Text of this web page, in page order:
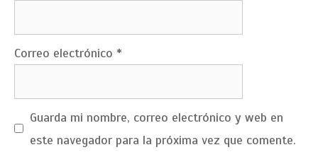
Correo electrónico *
Guarda mi nombre, correo electrónico y web en
este navegador para la próxima vez que comente.